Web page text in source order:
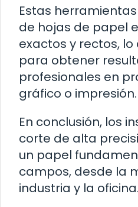
Estas
de hojas de papel
exactos y rectos,
para obtener
profesionales en
gráfico o impresión.
En conclusión, los
corte de alta
un papel
campos, desde la
industria y la oficina.